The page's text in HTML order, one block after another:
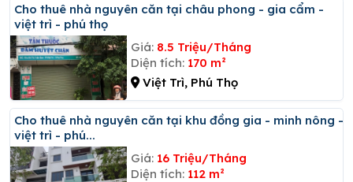
Cho thuê nhà nguyên căn tại châu phong - gia cẩm -
việt trì - phú thọ
Giá: 8.5 Triệu/Tháng
Diện tích: 170 m²
Việt Trì, Phú Thọ
Cho thuê nhà nguyên căn tại khu đồng gia - minh nông -
việt trì - phú...
Giá: 16 Triệu/Tháng
Diện tích: 112 m²